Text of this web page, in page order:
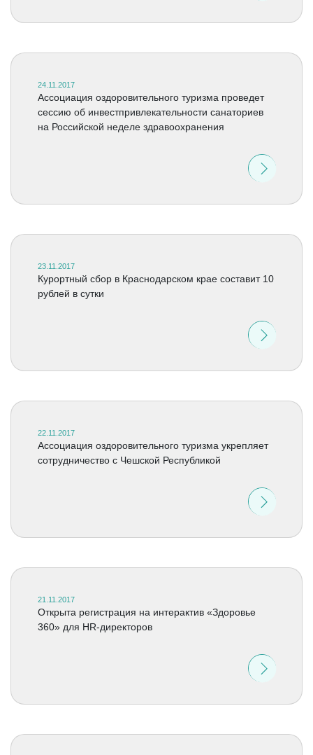
24.11.2017
Ассоциация оздоровительного туризма проведет
сессию об инвестпривлекательности санаториев
на Российской неделе здравоохранения
23.11.2017
Курортный сбор в Краснодарском крае составит 10
рублей в сутки
22.11.2017
Ассоциация оздоровительного туризма укрепляет
сотрудничество с Чешской Республикой
21.11.2017
Открыта регистрация на интерактив «Здоровье
360» для HR-директоров